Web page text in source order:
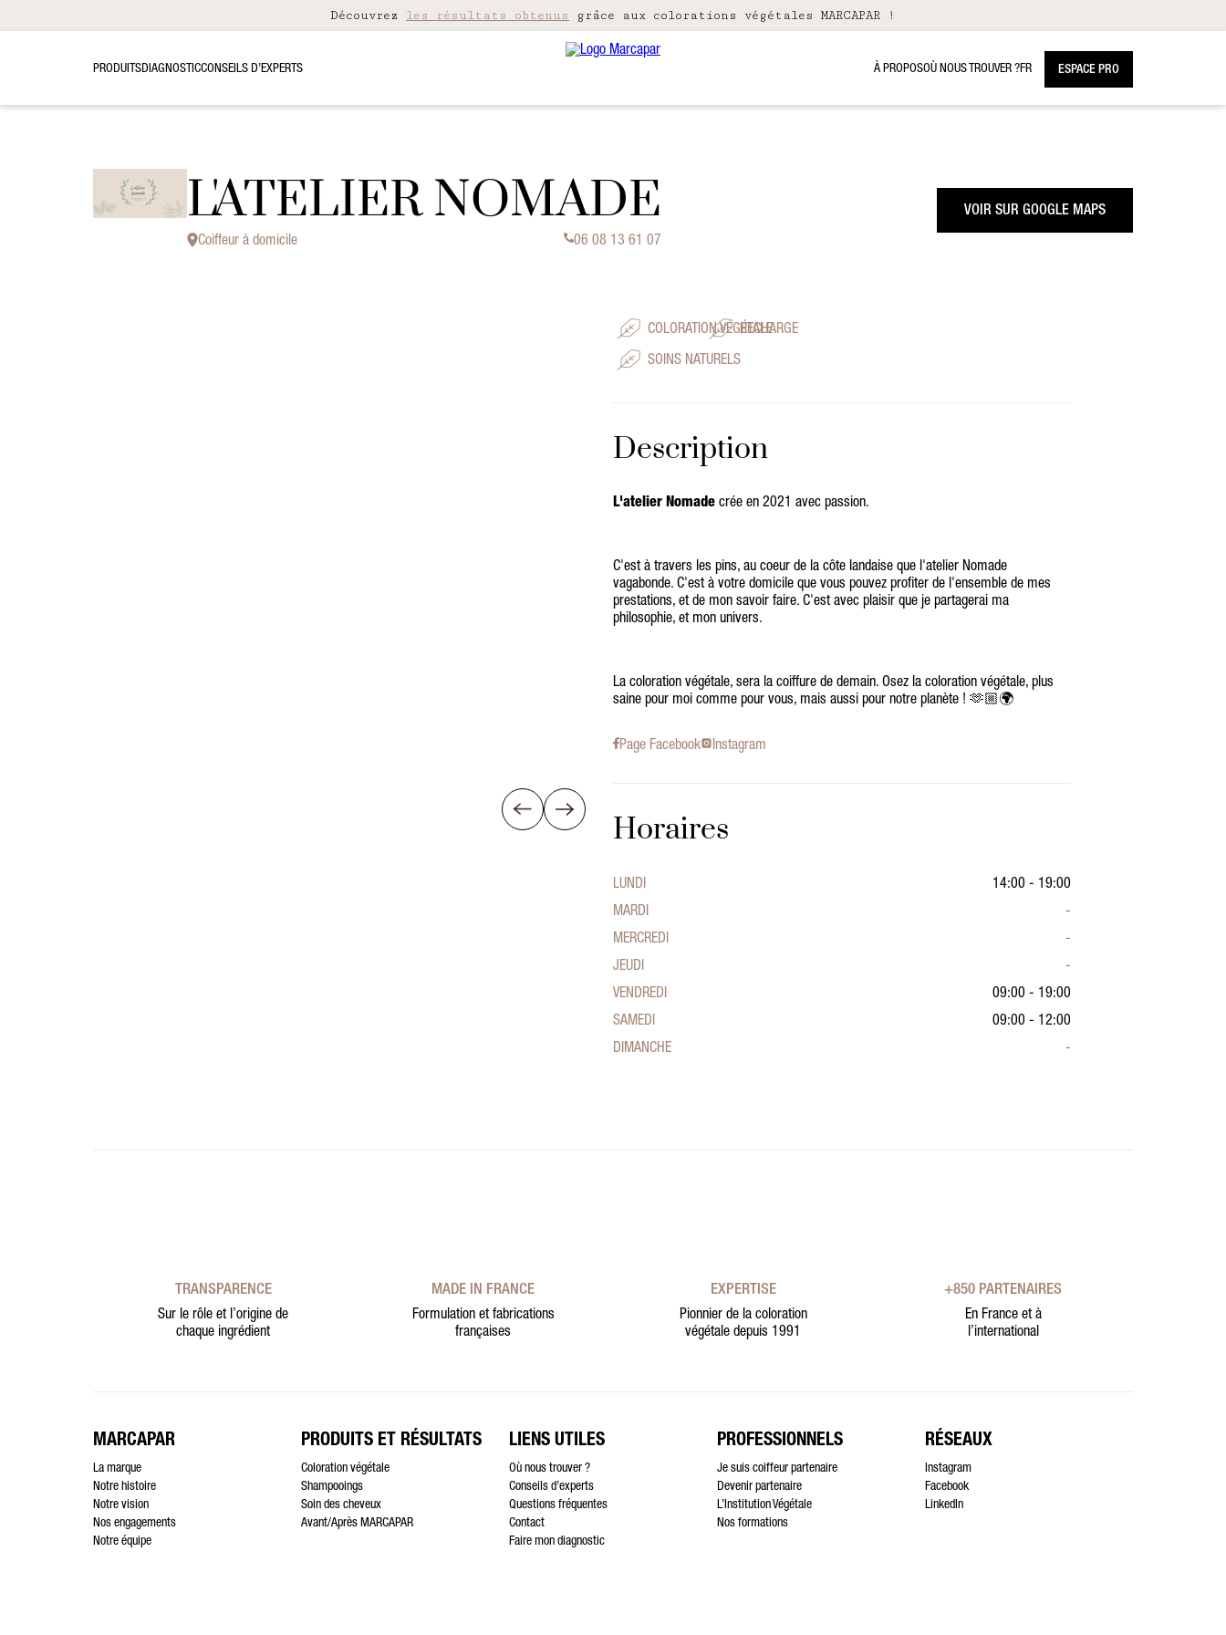
Découvrez les résultats obtenus grâce aux colorations végétales MARCAPAR !
PRODUITSDIAGNOSTICCONSEILS D’EXPERTS À PROPOSOÙ NOUS TROUVER ?FR ESPACE PRO
L'ATELIER NOMADE
Coiffeur à domicile 06 08 13 61 07
VOIR SUR GOOGLE MAPS
COLORATION VÉGÉTALE
RECHARGE
SOINS NATURELS
Description
L'atelier Nomade crée en 2021 avec passion.
C'est à travers les pins, au coeur de la côte landaise que l'atelier Nomade
vagabonde. C'est à votre domicile que vous pouvez profiter de l'ensemble de mes
prestations, et de mon savoir faire. C'est avec plaisir que je partagerai ma
philosophie, et mon univers.
La coloration végétale, sera la coiffure de demain. Osez la coloration végétale, plus
saine pour moi comme pour vous, mais aussi pour notre planète ! 🫶🏼🌍
Page Facebook Instagram
Horaires
LUNDI
14:00 - 19:00
MARDI
-
MERCREDI
-
JEUDI
-
VENDREDI
09:00 - 19:00
SAMEDI
09:00 - 12:00
DIMANCHE
-
TRANSPARENCE
Sur le rôle et l’origine de
chaque ingrédient
MADE IN FRANCE
Formulation et fabrications
françaises
EXPERTISE
Pionnier de la coloration
végétale depuis 1991
+850 PARTENAIRES
En France et à
l’international
MARCAPAR
La marque
Notre histoire
Notre vision
Nos engagements
Notre équipe
PRODUITS ET RÉSULTATS
Coloration végétale
Shampooings
Soin des cheveux
Avant/Après MARCAPAR
LIENS UTILES
Où nous trouver ?
Conseils d’experts
Questions fréquentes
Contact
Faire mon diagnostic
PROFESSIONNELS
Je suis coiffeur partenaire
Devenir partenaire
L’Institution Végétale
Nos formations
RÉSEAUX
Instagram
Facebook
LinkedIn